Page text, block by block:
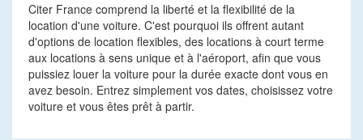
Citer France comprend la liberté et la flexibilité de la
location d'une voiture. C'est pourquoi ils offrent autant
d'options de location flexibles, des locations à court terme
aux locations à sens unique et à l'aéroport, afin que vous
puissiez louer la voiture pour la durée exacte dont vous en
avez besoin. Entrez simplement vos dates, choisissez votre
voiture et vous êtes prêt à partir.